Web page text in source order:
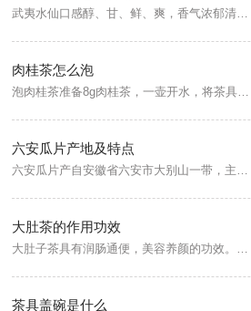
肉桂茶怎么泡
六安瓜片产地及特点
大肚茶的作用功效
茶具盖碗是什么